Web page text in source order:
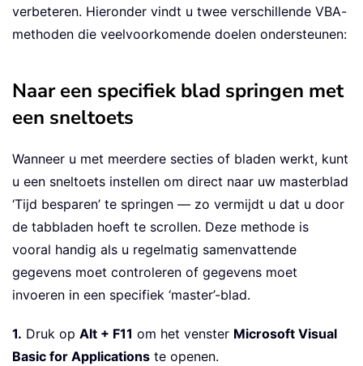
verbeteren. Hieronder vindt u twee verschillende VBA-
methoden die veelvoorkomende doelen ondersteunen:
Naar een specifiek blad springen met
een sneltoets
Wanneer u met meerdere secties of bladen werkt, kunt
u een sneltoets instellen om direct naar uw masterblad
‘Tijd besparen’ te springen — zo vermijdt u dat u door
de tabbladen hoeft te scrollen. Deze methode is
vooral handig als u regelmatig samenvattende
gegevens moet controleren of gegevens moet
invoeren in een specifiek ‘master’-blad.
1. Druk op Alt + F11 om het venster Microsoft Visual
Basic for Applications te openen.